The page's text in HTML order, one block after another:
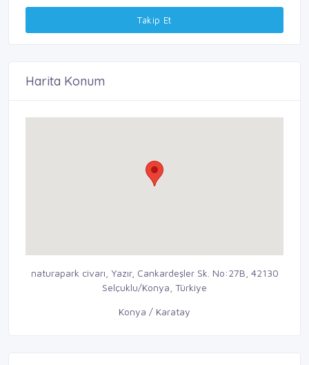
Takip Et
Harita Konum
naturapark civarı, Yazır, Cankardeşler Sk. No:27B, 42130
Selçuklu/Konya, Türkiye
Konya / Karatay